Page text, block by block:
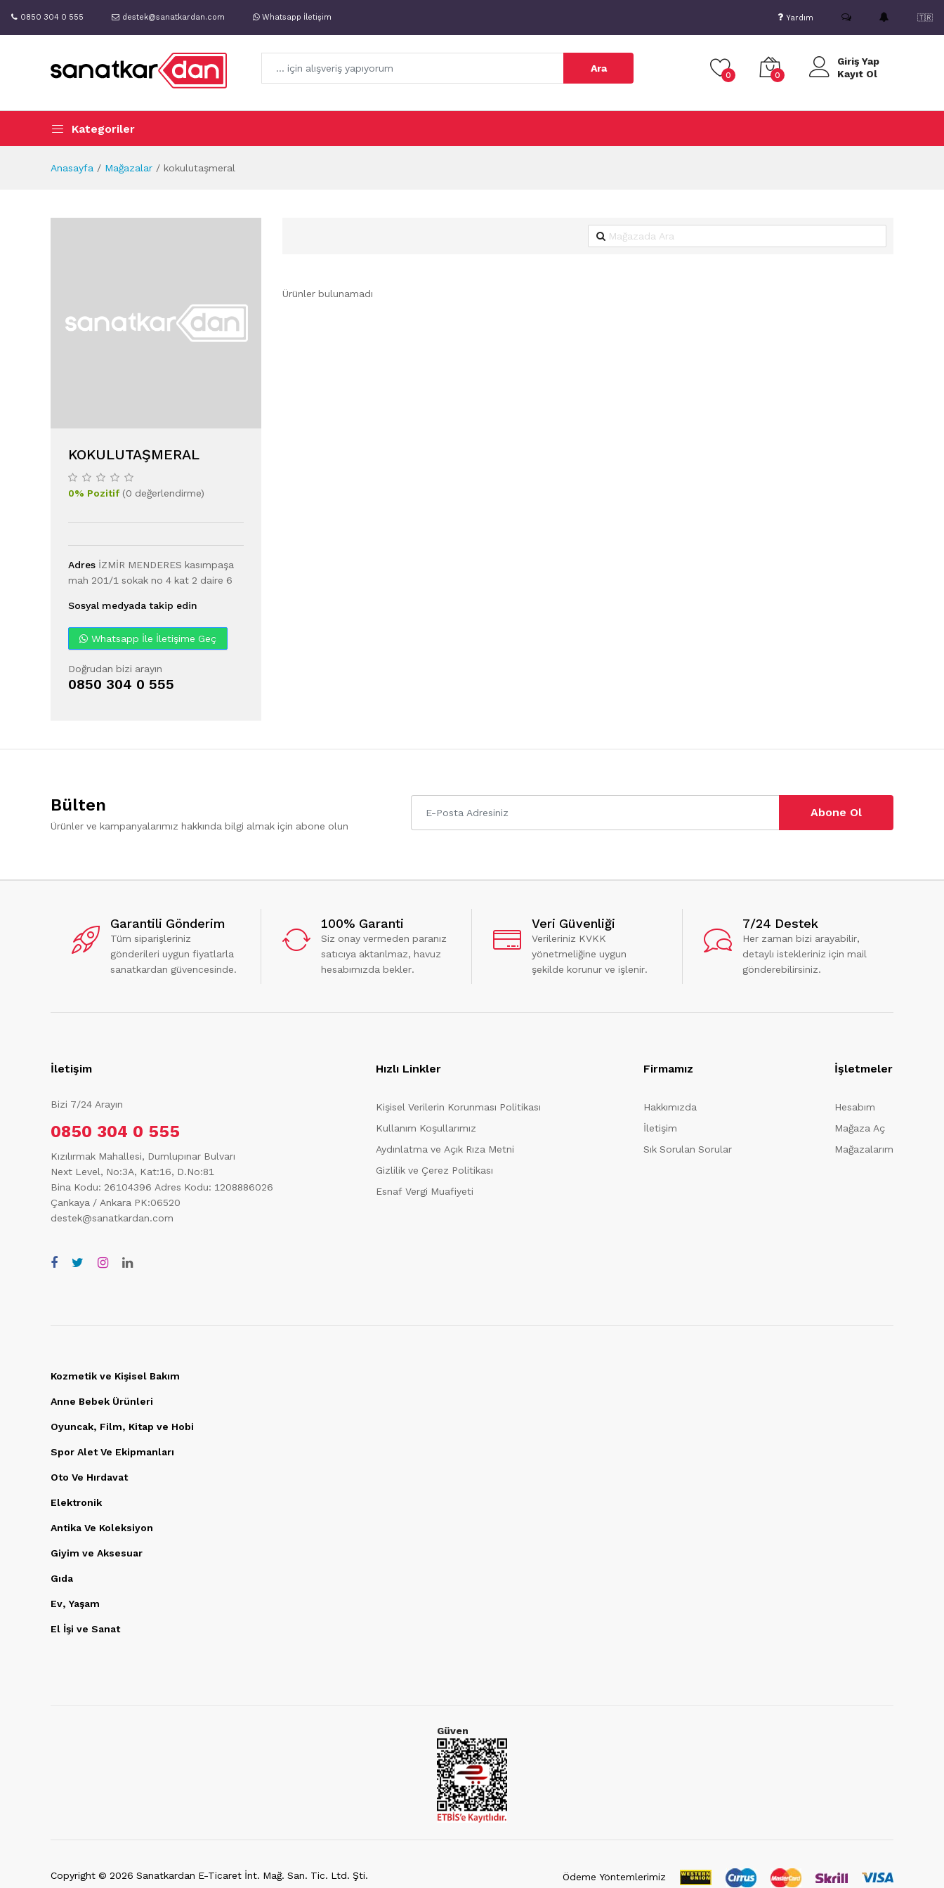
0850 304 0 555 destek@sanatkardan.com Whatsapp İletişim Yardım 🇹🇷
Ara
0 0
Giriş Yap
Kayıt Ol
Kategoriler
Anasayfa Mağazalar kokulutaşmeral
KOKULUTAŞMERAL
0% Pozitif(0 değerlendirme)
Adres İZMİR MENDERES kasımpaşa
mah 201/1 sokak no 4 kat 2 daire 6
Sosyal medyada takip edin
Whatsapp İle İletişime Geç
Doğrudan bizi arayın
0850 304 0 555
Ürünler bulunamadı
Bülten
Ürünler ve kampanyalarımız hakkında bilgi almak için abone olun
Abone Ol
Garantili Gönderim
Tüm siparişleriniz
gönderileri uygun fiyatlarla
sanatkardan güvencesinde.
100% Garanti
Siz onay vermeden paranız
satıcıya aktarılmaz, havuz
hesabımızda bekler.
Veri Güvenliği
Verileriniz KVKK
yönetmeliğine uygun
şekilde korunur ve işlenir.
7/24 Destek
Her zaman bizi arayabilir,
detaylı istekleriniz için mail
gönderebilirsiniz.
İletişim
Bizi 7/24 Arayın
0850 304 0 555
Kızılırmak Mahallesi, Dumlupınar Bulvarı
Next Level, No:3A, Kat:16, D.No:81
Bina Kodu: 26104396 Adres Kodu: 1208886026
Çankaya / Ankara PK:06520
destek@sanatkardan.com
Hızlı Linkler
Kişisel Verilerin Korunması Politikası
Kullanım Koşullarımız
Aydınlatma ve Açık Rıza Metni
Gizlilik ve Çerez Politikası
Esnaf Vergi Muafiyeti
Firmamız
Hakkımızda
İletişim
Sık Sorulan Sorular
İşletmeler
Hesabım
Mağaza Aç
Mağazalarım
Kozmetik ve Kişisel Bakım
Anne Bebek Ürünleri
Oyuncak, Film, Kitap ve Hobi
Spor Alet Ve Ekipmanları
Oto Ve Hırdavat
Elektronik
Antika Ve Koleksiyon
Giyim ve Aksesuar
Gıda
Ev, Yaşam
El İşi ve Sanat
Güven
Copyright © 2026 Sanatkardan E-Ticaret İnt. Mağ. San. Tic. Ltd. Şti. Ödeme Yöntemlerimiz